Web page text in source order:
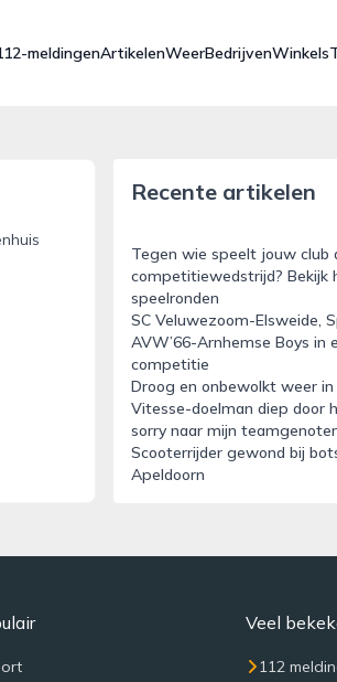
meldingenArtikelenWeerBedrijvenWinkels
Recente artikelen
Tegen wie speelt jouw club
competitiewedstrijd? Bekijk
speelronden
SC Veluwezoom-Elsweide,
AVW’66-Arnhemse Boys in
competitie
Droog en onbewolkt weer
Vitesse-doelman diep door
sorry naar mijn
Scooterrijder gewond bij
Apeldoorn
Veel
112